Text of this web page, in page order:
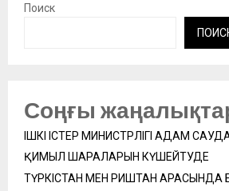
Поиск
Соңғы
ІШКІ ІСТЕР МИНИСТРЛІГІ АДАМ
ҚИМЫЛ ШАРАЛАРЫН КҮШЕЙТУДЕ
ТҮРКІСТАН МЕН РИШТАН